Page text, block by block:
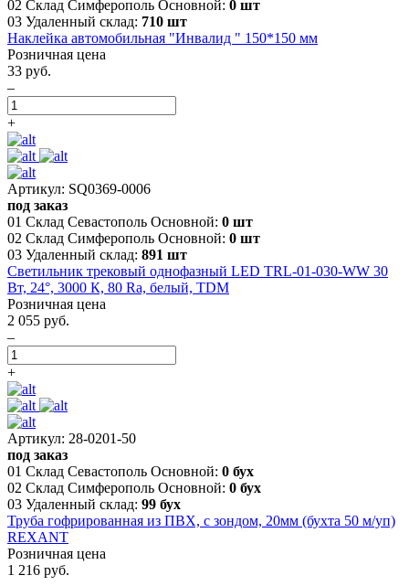
02 Склад Симферополь Основной: 0 шт
03 Удаленный склад: 710 шт
Наклейка автомобильная "Инвалид " 150*150 мм
Розничная цена
33 руб.
–
+
Артикул: SQ0369-0006
под заказ
01 Склад Севастополь Основной: 0 шт
02 Склад Симферополь Основной: 0 шт
03 Удаленный склад: 891 шт
Светильник трековый однофазный LED TRL-01-030-WW 30
Вт, 24°, 3000 К, 80 Ra, белый, TDM
Розничная цена
2 055 руб.
–
+
Артикул: 28-0201-50
под заказ
01 Склад Севастополь Основной: 0 бух
02 Склад Симферополь Основной: 0 бух
03 Удаленный склад: 99 бух
Труба гофрированная из ПВХ, с зондом, 20мм (бухта 50 м/уп)
REXANT
Розничная цена
1 216 руб.